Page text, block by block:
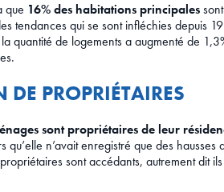
que 16% des habitations principales
tendances qui se sont infléchies depuis
quantité de logements a augmenté de
DE PROPRIÉTAIRES
sont propriétaires de leur
n’avait enregistré que des
sont accédants, autrement dit ils